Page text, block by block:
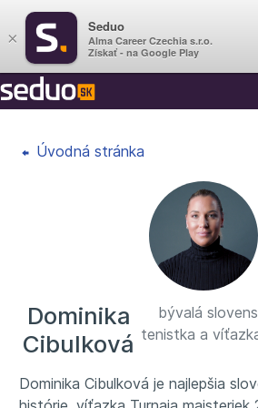
Úvodná stránka
Dominika
Cibulková
bývalá
tenistka a
Dominika Cibulková je najlepšia
×
Seduo
Alma Career Czechia s.r.o.
Získať - na Google Play